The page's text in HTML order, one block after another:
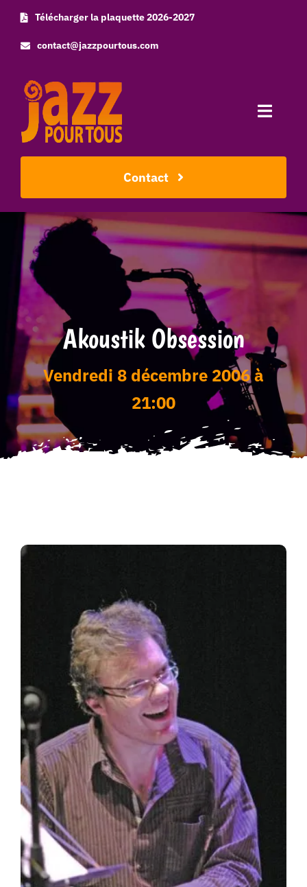
Skip
content
Télécharger la plaquette 2026-2027
contact@jazzpourtous.com
Toggle
Accueil
L’association
Les concerts
Photos
Tarifs
Contact
Akoustik Obsession
vendredi 8 décembre 2006 à
21:00